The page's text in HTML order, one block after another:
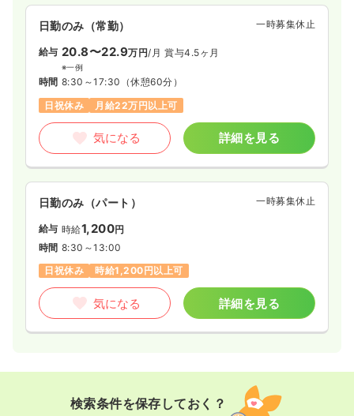
日勤のみ（常勤） 一時募集休止
給与 20.8〜22.9万円/月 賞与4.5ヶ月
※一例
時間 8:30～17:30 （休憩60分）
日祝休み
月給22万円以上可
気になる 詳細を見る
日勤のみ（パート） 一時募集休止
給与 時給1,200円
時間 8:30～13:00
日祝休み
時給1,200円以上可
気になる 詳細を見る
検索条件を保存しておく？